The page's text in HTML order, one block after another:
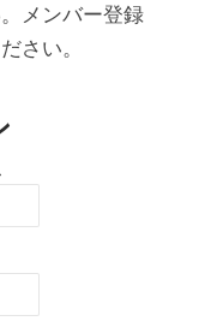
メンバー登録
さい。